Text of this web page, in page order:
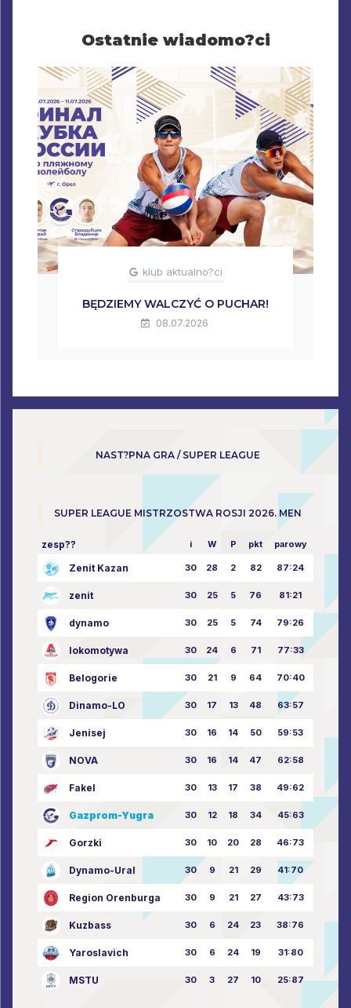
Ostatnie wiadomo?ci
klub aktualno?ci
BĘDZIEMY WALCZYĆ O PUCHAR!
08.07.2026
NAST?PNA GRA / SUPER LEAGUE
SUPER LEAGUE MISTRZOSTWA ROSJI 2026. MEN
zesp?? i W P pkt parowy
Zenit Kazan 30 28 2 82 87:24
zenit 30 25 5 76 81:21
dynamo 30 25 5 74 79:26
lokomotywa 30 24 6 71 77:33
Belogorie 30 21 9 64 70:40
Dinamo-LO 30 17 13 48 63:57
Jenisej 30 16 14 50 59:53
NOVA 30 16 14 47 62:58
Fakel 30 13 17 38 49:62
Gazprom-Yugra 30 12 18 34 45:63
Gorzki 30 10 20 28 46:73
Dynamo-Ural 30 9 21 29 41:70
Region Orenburga 30 9 21 27 43:73
Kuzbass 30 6 24 23 38:76
Yaroslavich 30 6 24 19 31:80
MSTU 30 3 27 10 25:87